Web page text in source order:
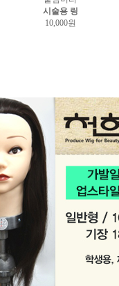
시술용 링
10,000원